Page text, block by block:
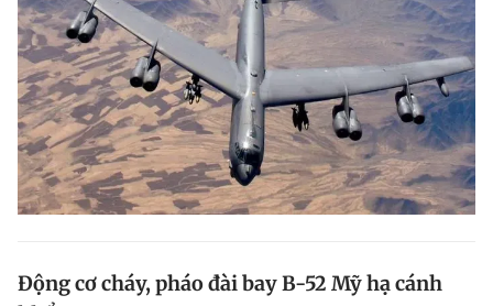
Động cơ cháy, pháo đài bay B-52 Mỹ hạ cánh